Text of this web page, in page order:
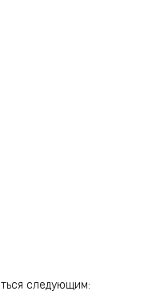
следующим: